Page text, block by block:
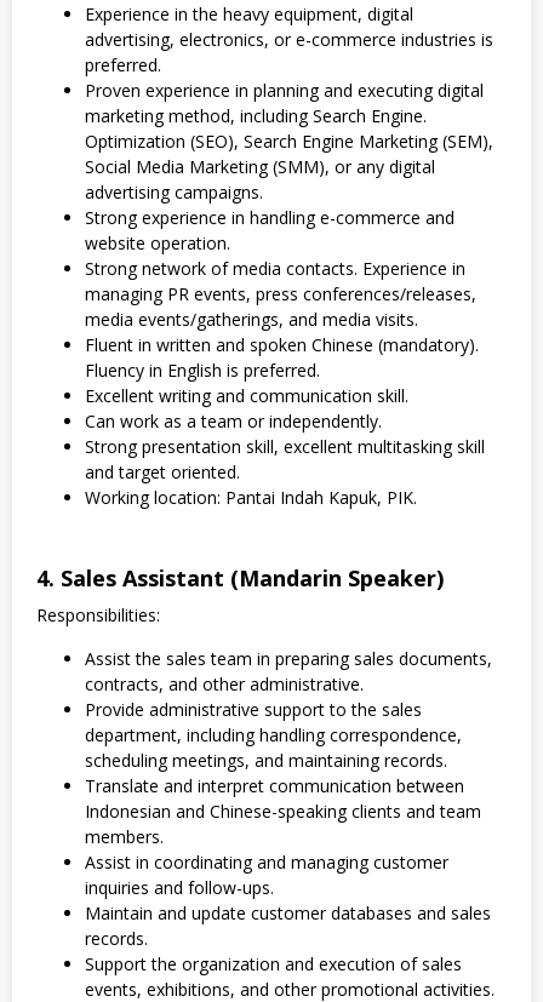
Experience in the heavy equipment, digital
advertising, electronics, or e-commerce industries is
preferred.
Proven experience in planning and executing digital
marketing method, including Search Engine.
Optimization (SEO), Search Engine Marketing (SEM),
Social Media Marketing (SMM), or any digital
advertising campaigns.
Strong experience in handling e-commerce and
website operation.
Strong network of media contacts. Experience in
managing PR events, press conferences/releases,
media events/gatherings, and media visits.
Fluent in written and spoken Chinese (mandatory).
Fluency in English is preferred.
Excellent writing and communication skill.
Can work as a team or independently.
Strong presentation skill, excellent multitasking skill
and target oriented.
Working location: Pantai Indah Kapuk, PIK.
4. Sales Assistant (Mandarin Speaker)
Responsibilities:
Assist the sales team in preparing sales documents,
contracts, and other administrative.
Provide administrative support to the sales
department, including handling correspondence,
scheduling meetings, and maintaining records.
Translate and interpret communication between
Indonesian and Chinese-speaking clients and team
members.
Assist in coordinating and managing customer
inquiries and follow-ups.
Maintain and update customer databases and sales
records.
Support the organization and execution of sales
events, exhibitions, and other promotional activities.